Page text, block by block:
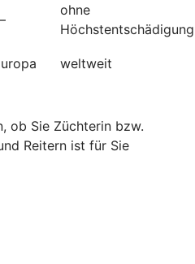
ohne
Höchstentschädigung
weltweit
ob Sie Züchterin bzw.
Reitern ist für Sie